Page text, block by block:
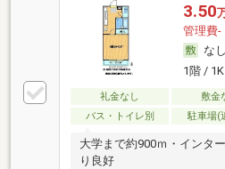
3.50
管理費-
なし
1階 /
礼金なし 敷金
バス・トイレ別
駐車場(
大学まで約900ｍ・インタ
り良好